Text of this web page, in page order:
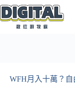
跳
至
WFH月入十萬？自